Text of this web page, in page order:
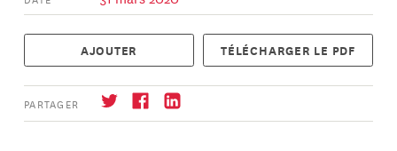
AJOUTER TÉLÉCHARGER LE PDF
PARTAGER